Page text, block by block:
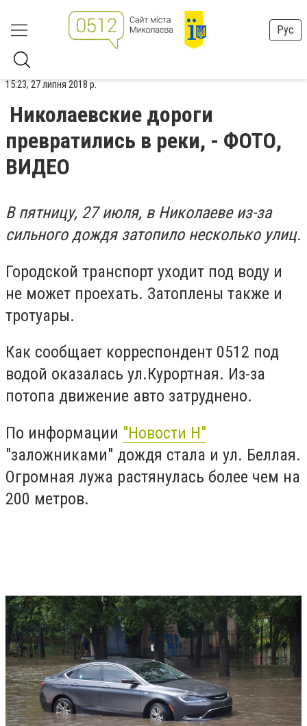
Рус
15:23, 27 липня 2018 р.
Николаевские дороги
превратились в реки, - ФОТО,
ВИДЕО
В пятницу, 27 июля, в Николаеве из-за
сильного дождя затопило несколько улиц.
Городской транспорт уходит под воду и
не может проехать. Затоплены также и
тротуары.
Как сообщает корреспондент 0512 под
водой оказалась ул.Курортная. Из-за
потопа движение авто затруднено.
По информации "Новости Н"
"заложниками" дождя стала и ул. Беллая.
Огромная лужа растянулась более чем на
200 метров.